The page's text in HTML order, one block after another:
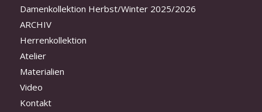
Damenkollektion Herbst/Winter 2025/2026
ARCHIV
Herrenkollektion
Atelier
Materialien
Video
Kontakt